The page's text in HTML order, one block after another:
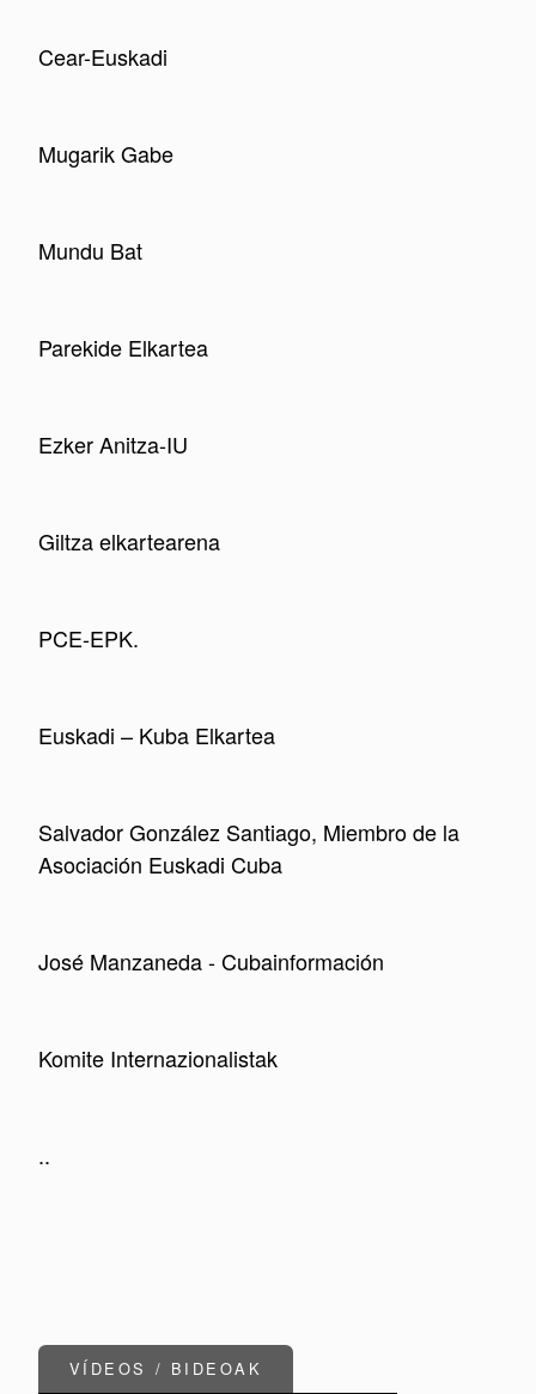
Cear-Euskadi
Mugarik Gabe
Mundu Bat
Parekide Elkartea
Ezker Anitza-IU
Giltza elkartearena
PCE-EPK.
Euskadi – Kuba Elkartea
Salvador González Santiago, Miembro de la
Asociación Euskadi Cuba
José Manzaneda - Cubainformación
Komite Internazionalistak
..
VÍDEOS / BIDEOAK